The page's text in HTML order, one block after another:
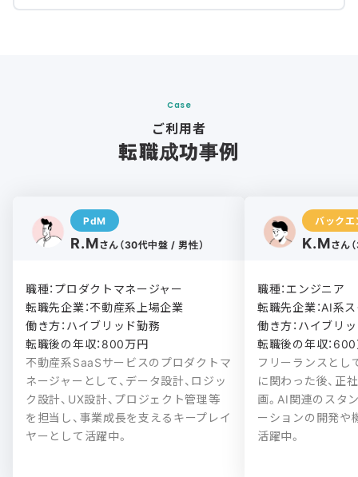
Case
ご利用者
転職成功事例
PdM
R.Mさん（30代中盤 / 男性）
職種：プロダクトマネージャー
転職先企業：不動産系上場企業
働き方：ハイブリッド勤務
転職後の年収：800万円
不動産系SaaSサービスのプロダクトマ
ネージャーとして、データ設計、ロジッ
ク設計、UX設計、プロジェクト管理等
を担当し、事業成長を支えるキープレイ
ヤーとして活躍中。
バック
K.Mさん
職種：エンジニア
転職先企業：AI系
働き方：ハイブリッ
転職後の年収：
フリーランスとし
に関わった後、正
画。AI関連のスタ
ーションの開発や
活躍中。